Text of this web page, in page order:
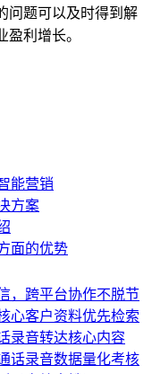
问题可以及时得到解
利增长。
能营销
方案
面的优势
，跨平台协作不脱节
心客户资料优先检索
录音转达核心内容
话录音数据量化考核